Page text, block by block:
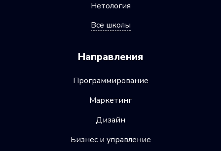
Нетология
Все школы
Направления
Программирование
Маркетинг
Дизайн
Бизнес и управление